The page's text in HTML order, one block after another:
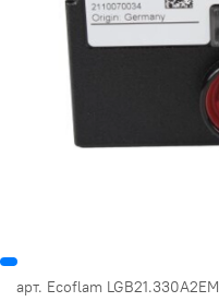
арт. Ecoflam LGB21.330A2EM